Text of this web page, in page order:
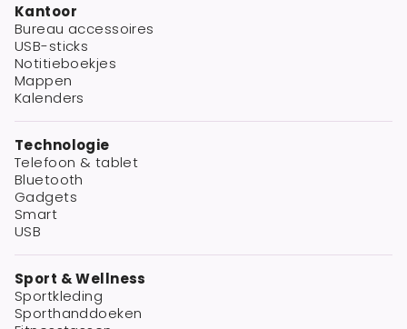
Kantoor
Bureau accessoires
USB-sticks
Notitieboekjes
Mappen
Kalenders
Technologie
Telefoon & tablet
Bluetooth
Gadgets
Smart
USB
Sport & Wellness
Sportkleding
Sporthanddoeken